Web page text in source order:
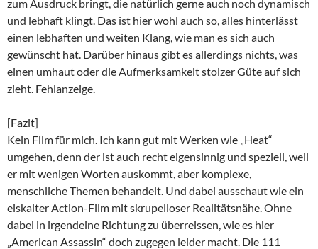
zum Ausdruck bringt, die natürlich gerne auch noch dynamisch
und lebhaft klingt. Das ist hier wohl auch so, alles hinterlässt
einen lebhaften und weiten Klang, wie man es sich auch
gewünscht hat. Darüber hinaus gibt es allerdings nichts, was
einen umhaut oder die Aufmerksamkeit stolzer Güte auf sich
zieht. Fehlanzeige.
[Fazit]
Kein Film für mich. Ich kann gut mit Werken wie „Heat“
umgehen, denn der ist auch recht eigensinnig und speziell, weil
er mit wenigen Worten auskommt, aber komplexe,
menschliche Themen behandelt. Und dabei ausschaut wie ein
eiskalter Action-Film mit skrupelloser Realitätsnähe. Ohne
dabei in irgendeine Richtung zu überreissen, wie es hier
„American Assassin“ doch zugegen leider macht. Die 111